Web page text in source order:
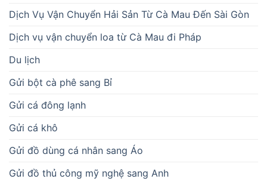
Dịch Vụ Vận Chuyển Hải Sản Từ Cà Mau Đến Sài Gòn
Dịch vụ vận chuyển loa từ Cà Mau đi Pháp
Du lịch
Gửi bột cà phê sang Bỉ
Gửi cá đông lạnh
Gửi cá khô
Gửi đồ dùng cá nhân sang Áo
Gửi đồ thủ công mỹ nghệ sang Anh